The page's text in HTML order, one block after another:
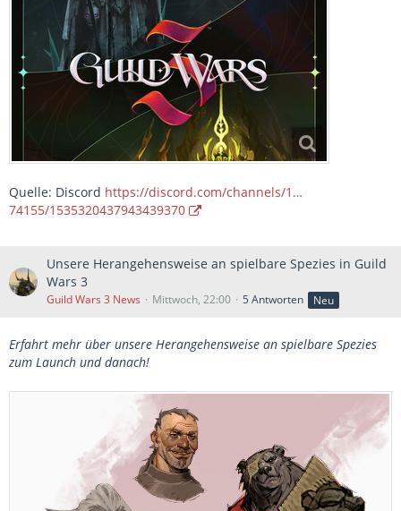
Quelle: Discord https://discord.com/channels/1…
74155/1535320437943439370
Unsere Herangehensweise an spielbare Spezies in Guild
Wars 3
Guild Wars 3 News Mittwoch, 22:00 5 Antworten Neu
Erfahrt mehr über unsere Herangehensweise an spielbare Spezies
zum Launch und danach!